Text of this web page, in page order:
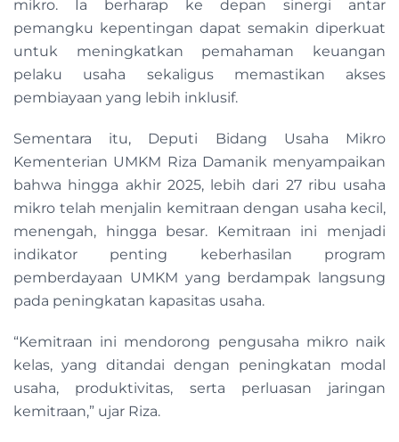
mikro. Ia berharap ke depan sinergi antar
pemangku kepentingan dapat semakin diperkuat
untuk meningkatkan pemahaman keuangan
pelaku usaha sekaligus memastikan akses
pembiayaan yang lebih inklusif.
Sementara itu, Deputi Bidang Usaha Mikro
Kementerian UMKM Riza Damanik menyampaikan
bahwa hingga akhir 2025, lebih dari 27 ribu usaha
mikro telah menjalin kemitraan dengan usaha kecil,
menengah, hingga besar. Kemitraan ini menjadi
indikator penting keberhasilan program
pemberdayaan UMKM yang berdampak langsung
pada peningkatan kapasitas usaha.
“Kemitraan ini mendorong pengusaha mikro naik
kelas, yang ditandai dengan peningkatan modal
usaha, produktivitas, serta perluasan jaringan
kemitraan,” ujar Riza.